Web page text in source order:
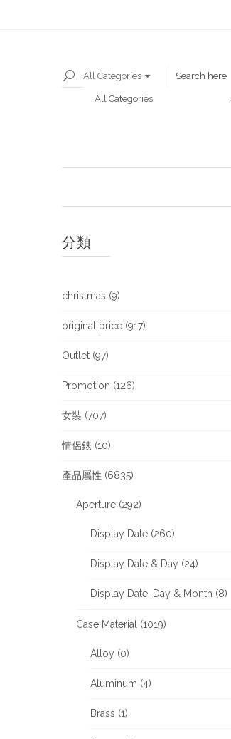
All Categories
分類
christmas (9)
original price (917)
Outlet (97)
Promotion (126)
女裝 (707)
情侶錶 (10)
產品屬性 (6835)
Aperture (292)
Display Date (260)
Display Date & Day (24)
Display Date, Day & Month (8)
Case Material (1019)
Alloy (0)
Aluminum (4)
Brass (1)